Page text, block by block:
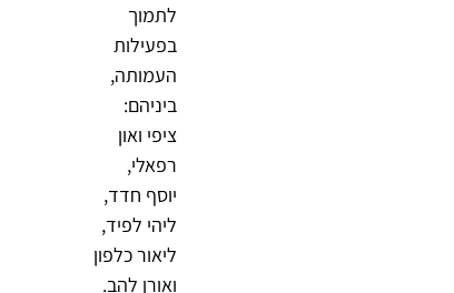
לתמוך
בפעילות
העמותה,
ביניהם:
ציפי ואון
רפאלי,
יוסף חדד,
ליהי לפיד,
ליאור כלפון
ואורן להב.